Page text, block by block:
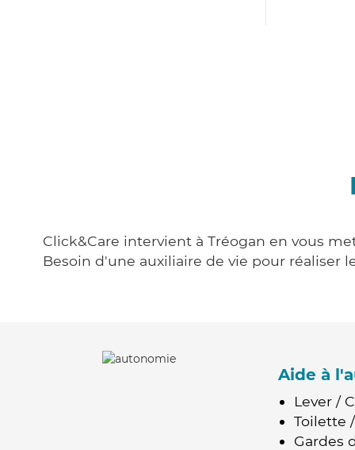
Click&Care intervient à Tréogan en vous
Besoin d'une auxiliaire de vie pour réaliser
Aide à
Lever /
Toilette
Gardes